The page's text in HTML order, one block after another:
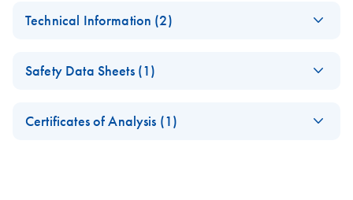
throughput
plasmid DNA using
the BioRobot
Technical Information (2)
Replacement of
Microtube Caps
Safety Data Sheets (1)
Certificates of Analysis (1)